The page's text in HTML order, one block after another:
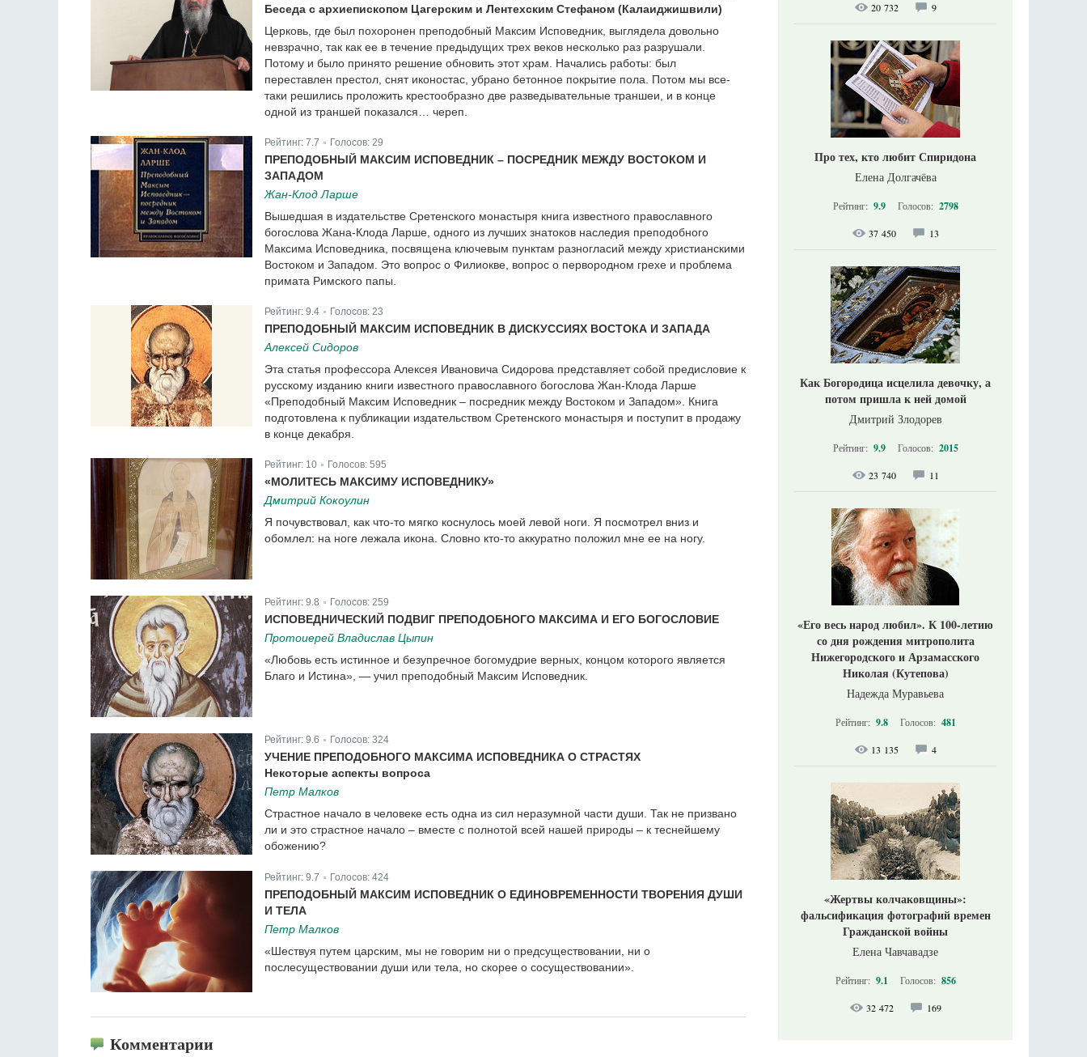
Беседа с архиепископом Цагерским и Лентехским Стефаном (Калаиджишвили)
Церковь, где был похоронен преподобный Максим Исповедник, выглядела довольно
невзрачно, так как ее в течение предыдущих трех веков несколько раз разрушали.
Потому и было принято решение обновить этот храм. Начались работы: был
переставлен престол, снят иконостас, убрано бетонное покрытие пола. Потом мы все-
таки решились проложить крестообразно две разведывательные траншеи, и в конце
одной из траншей показался… череп.
Рейтинг: 7.7 Голосов: 29
ПРЕПОДОБНЫЙ МАКСИМ ИСПОВЕДНИК – ПОСРЕДНИК МЕЖДУ ВОСТОКОМ И
ЗАПАДОМ
Жан-Клод Ларше
Вышедшая в издательстве Сретенского монастыря книга известного православного
богослова Жана-Клода Ларше, одного из лучших знатоков наследия преподобного
Максима Исповедника, посвящена ключевым пунктам разногласий между христианскими
Востоком и Западом. Это вопрос о Филиокве, вопрос о первородном грехе и проблема
примата Римского папы.
Рейтинг: 9.4 Голосов: 23
ПРЕПОДОБНЫЙ МАКСИМ ИСПОВЕДНИК В ДИСКУССИЯХ ВОСТОКА И ЗАПАДА
Алексей Сидоров
Эта статья профессора Алексея Ивановича Сидорова представляет собой предисловие к
русскому изданию книги известного православного богослова Жан-Клода Ларше
«Преподобный Максим Исповедник – посредник между Востоком и Западом». Книга
подготовлена к публикации издательством Сретенского монастыря и поступит в продажу
в конце декабря.
Рейтинг: 10 Голосов: 595
«МОЛИТЕСЬ МАКСИМУ ИСПОВЕДНИКУ»
Дмитрий Кокоулин
Я почувствовал, как что-то мягко коснулось моей левой ноги. Я посмотрел вниз и
обомлел: на ноге лежала икона. Словно кто-то аккуратно положил мне ее на ногу.
Рейтинг: 9.8 Голосов: 259
ИСПОВЕДНИЧЕСКИЙ ПОДВИГ ПРЕПОДОБНОГО МАКСИМА И ЕГО БОГОСЛОВИЕ
Протоиерей Владислав Цыпин
«Любовь есть истинное и безупречное богомудрие верных, концом которого является
Благо и Истина», — учил преподобный Максим Исповедник.
Рейтинг: 9.6 Голосов: 324
УЧЕНИЕ ПРЕПОДОБНОГО МАКСИМА ИСПОВЕДНИКА О СТРАСТЯХ
Некоторые аспекты вопроса
Петр Малков
Страстное начало в человеке есть одна из сил неразумной части души. Так не призвано
ли и это страстное начало – вместе с полнотой всей нашей природы – к теснейшему
обожению?
Рейтинг: 9.7 Голосов: 424
ПРЕПОДОБНЫЙ МАКСИМ ИСПОВЕДНИК О ЕДИНОВРЕМЕННОСТИ ТВОРЕНИЯ ДУШИ
И ТЕЛА
Петр Малков
«Шествуя путем царским, мы не говорим ни о предсуществовании, ни о
послесуществовании души или тела, но скорее о сосуществовании».
Комментарии
20 732 9
Про тех, кто любит Спиридона
Елена Долгачёва
Рейтинг: 9.9 Голосов: 2798
37 450 13
Как Богородица исцелила девочку, а
потом пришла к ней домой
Дмитрий Злодорев
Рейтинг: 9.9 Голосов: 2015
23 740 11
«Его весь народ любил». К 100-летию
со дня рождения митрополита
Нижегородского и Арзамасского
Николая (Кутепова)
Надежда Муравьева
Рейтинг: 9.8 Голосов: 481
13 135 4
«Жертвы колчаковщины»:
фальсификация фотографий времен
Гражданской войны
Елена Чавчавадзе
Рейтинг: 9.1 Голосов: 856
32 472 169